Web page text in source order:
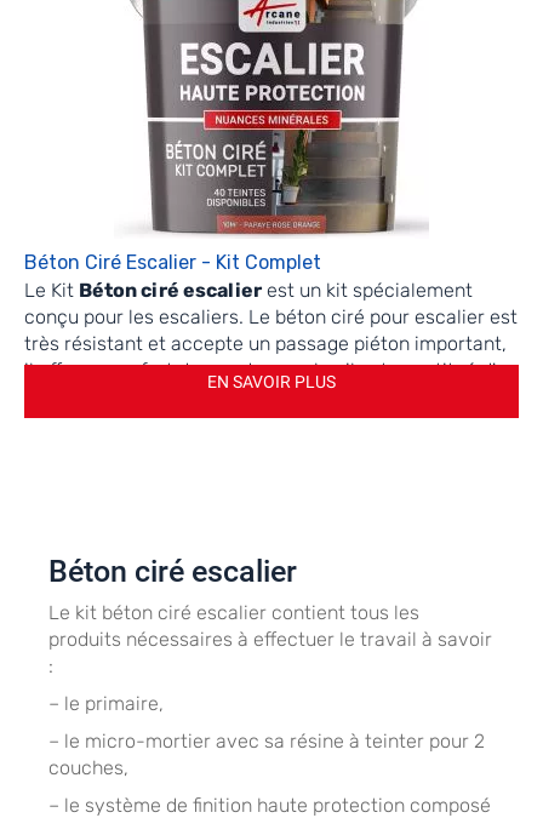
Béton Ciré Escalier - Kit Complet
Le Kit Béton ciré escalier est un kit spécialement
conçu pour les escaliers. Le béton ciré pour escalier est
très résistant et accepte un passage piéton important,
il offre un renfort de nez de marche, il est constitué d'un
béton décoratif de décoration et d'une protection pour
vos escaliers intérieurs et extérieurs constitués en
EN SAVOIR PLUS
Béton ciré escalier
Le kit béton ciré escalier contient tous les
produits nécessaires à effectuer le travail à savoir
:
– le primaire,
– le micro-mortier avec sa résine à teinter pour 2
couches,
– le système de finition haute protection composé